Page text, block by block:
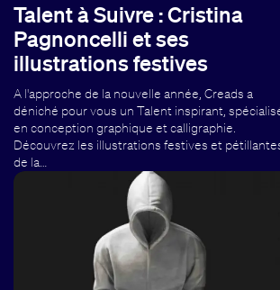
Talent à Suivre : Cristina
Pagnoncelli et ses
illustrations festives
A l'approche de la nouvelle année, Creads a
déniché pour vous un Talent inspirant,
en conception graphique et calligraphie.
Découvrez les illustrations festives et
de la…